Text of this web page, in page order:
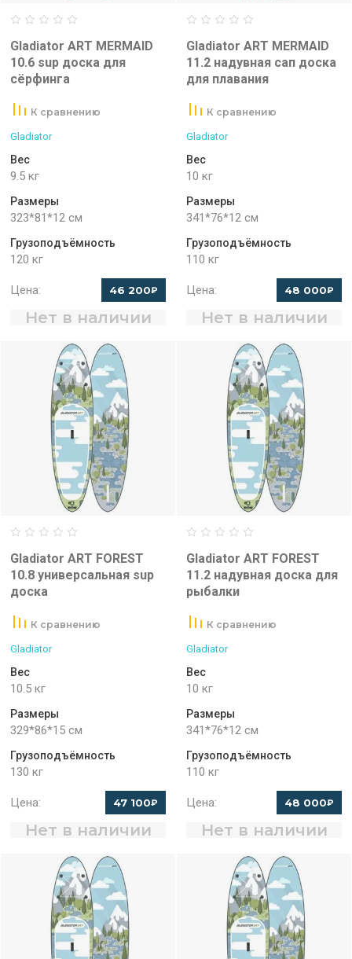
Gladiator ART MERMAID
10.6 sup доска для
сёрфинга
К сравнению
Gladiator
Вес
9.5 кг
Размеры
323*81*12 см
Грузоподъёмность
120 кг
Цена: 46 200₽
Нет в наличии
Gladiator ART MERMAID
11.2 надувная сап доска
для плавания
К сравнению
Gladiator
Вес
10 кг
Размеры
341*76*12 см
Грузоподъёмность
110 кг
Цена: 48 000₽
Нет в наличии
Gladiator ART FOREST
10.8 универсальная sup
доска
К сравнению
Gladiator
Вес
10.5 кг
Размеры
329*86*15 см
Грузоподъёмность
130 кг
Цена: 47 100₽
Нет в наличии
Gladiator ART FOREST
11.2 надувная доска для
рыбалки
К сравнению
Gladiator
Вес
10 кг
Размеры
341*76*12 см
Грузоподъёмность
110 кг
Цена: 48 000₽
Нет в наличии